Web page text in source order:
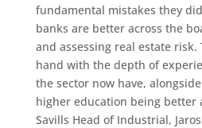
fundamental mistakes they
banks are better across the
and assessing real estate risk.
hand with the depth of
the sector now have,
higher education being better
Savills Head of Industrial,